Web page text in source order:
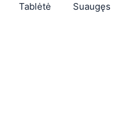
Tablėtė Suaugęs